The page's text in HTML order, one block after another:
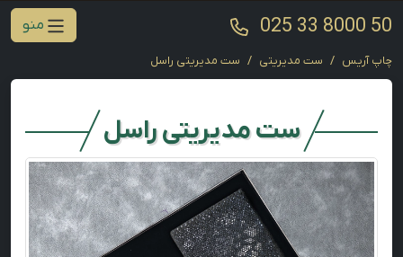
025 33 8000 50 منو
چاپ آریس ست مدیریتی ست مدیریتی راسل
ست مدیریتی راسل